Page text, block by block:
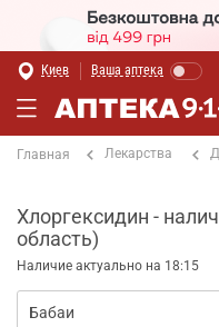
Киев Ваша аптека
Главная Лекарства
Хлоргексидин -
область)
Наличие актуально на 18:15